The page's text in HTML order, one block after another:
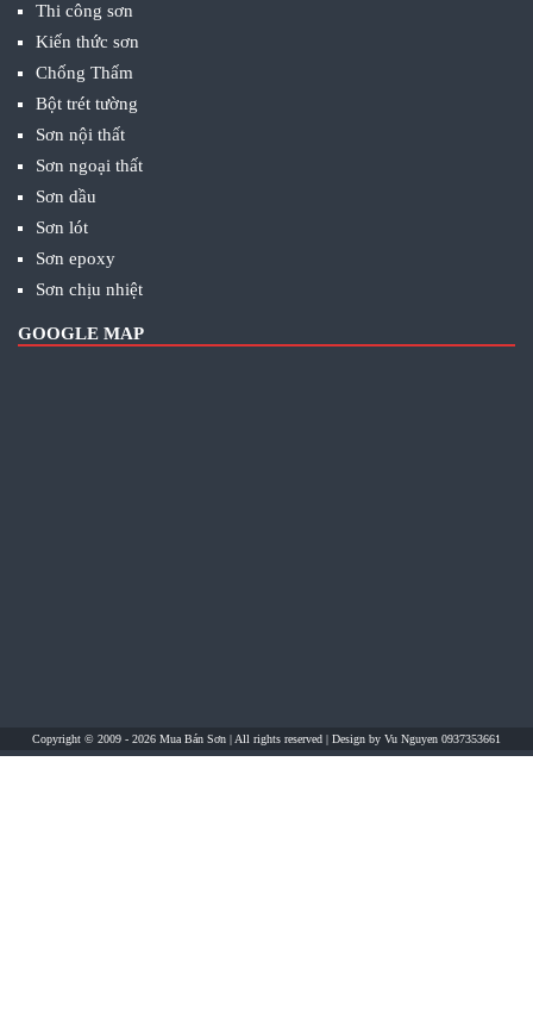
Thi công sơn
Kiến thức sơn
Chống Thấm
Bột trét tường
Sơn nội thất
Sơn ngoại thất
Sơn dầu
Sơn lót
Sơn epoxy
Sơn chịu nhiệt
GOOGLE MAP
Copyright © 2009 - 2026 Mua Bán Sơn | All rights reserved | Design by Vu Nguyen 0937353661